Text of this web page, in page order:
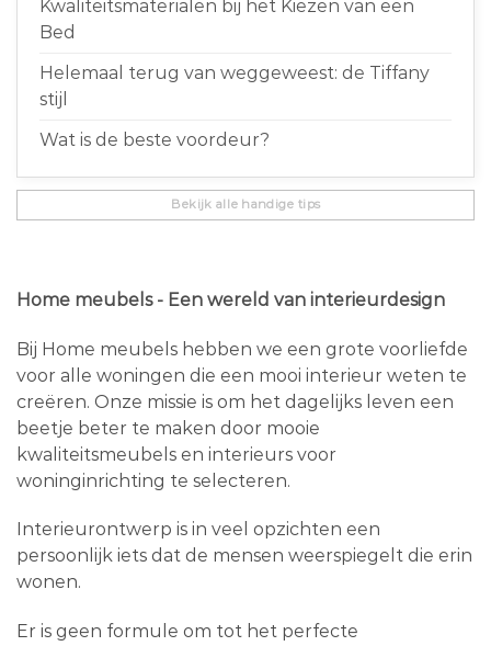
Kwaliteitsmaterialen bij het Kiezen van een
Bed
Helemaal terug van weggeweest: de Tiffany
stijl
Wat is de beste voordeur?
Bekijk alle handige tips
Home meubels - Een wereld van interieurdesign
Bij Home meubels hebben we een grote voorliefde
voor alle woningen die een mooi interieur weten te
creëren. Onze missie is om het dagelijks leven een
beetje beter te maken door mooie
kwaliteitsmeubels en interieurs voor
woninginrichting te selecteren.
Interieurontwerp is in veel opzichten een
persoonlijk iets dat de mensen weerspiegelt die erin
wonen.
Er is geen formule om tot het perfecte